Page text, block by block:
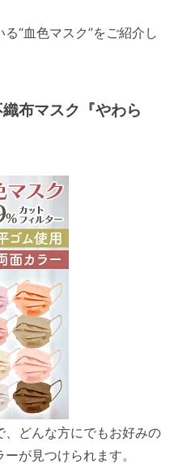
“血色マスク”をご紹介し
布マスク『やわら
どんな方にでもお好みの
が見つけられます。